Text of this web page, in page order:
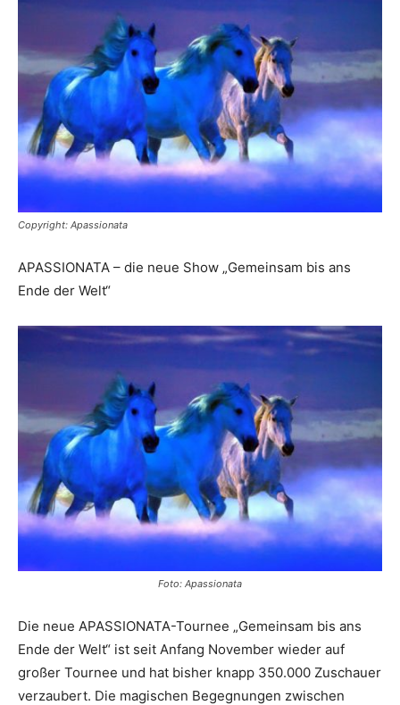
Reiseempfehlungen.
Copyright: Apassionata
APASSIONATA – die neue Show „Gemeinsam bis ans
Ende der Welt“
Foto: Apassionata
Die neue APASSIONATA-Tournee „Gemeinsam bis ans
Ende der Welt“ ist seit Anfang November wieder auf
großer Tournee und hat bisher knapp 350.000 Zuschauer
verzaubert. Die magischen Begegnungen zwischen